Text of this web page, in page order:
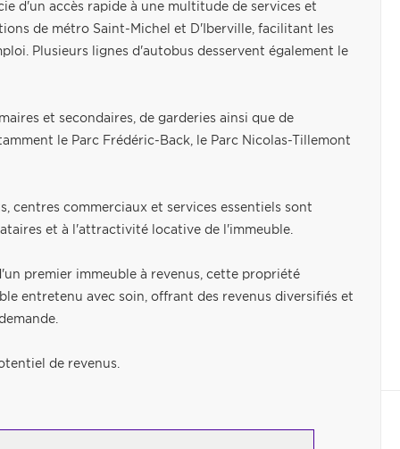
d'un accès rapide à une multitude de services et
de métro Saint-Michel et D'Iberville, facilitant les
Plusieurs lignes d'autobus desservent également le
et secondaires, de garderies ainsi que de
le Parc Frédéric-Back, le Parc Nicolas-Tillemont
centres commerciaux et services essentiels sont
et à l'attractivité locative de l'immeuble.
premier immeuble à revenus, cette propriété
entretenu avec soin, offrant des revenus diversifiés et
de revenus.